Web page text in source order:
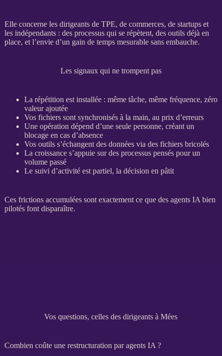
Elle concerne les dirigeants de TPE, de commerces, de startups et
les indépendants : des processusqui se répètent, des outils déjà en
place, et l’envie d’un gain de temps mesurable sans embauche.
Les signaux qui ne trompent pas
La répétition est installée : même tâche, même fréquence, zéro
valeur ajoutée
Vos fichiers sont synchronisés à la main, au prix d’erreurs
Une opération dépend d’une seule personne, créant un
blocage en cas d’absence
Vos outils s’échangent des donnéesvia des fichiers bricolés
La croissance s’appuie sur des processuspensés pour un
volume passé
Le suivi d’activité est partiel, la décision en pâtit
Ces frictions accumulées sont exactement ce que des agents IA bien
pilotés font disparaître.
Vos questions, celles des dirigeants à Mées
Combien coûte une restructuration par agents IA ?